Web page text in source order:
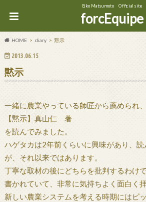
Eiko Matsumoto Official site
forcEquipe
HOME diary 黙示
2013.06.15
黙示
一緒に農業やっている師匠から薦められ、
【黙示】真山仁 著
を読んでみました。
ハゲタカは2年前くらいに興味があり、
が、それ以来ではあります。
丁寧な取材の後にどちらを批判するわけ
書かれていて、非常に気持ちよく面白く拝
新しい農業システムを考える時期にはピ